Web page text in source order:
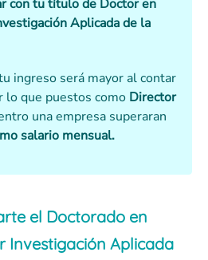
con tu título de Doctor en
Aplicada de la
ingreso será mayor al contar
lo que puestos como Director
una empresa superaran
salario mensual.
el Doctorado en
Investigación Aplicada